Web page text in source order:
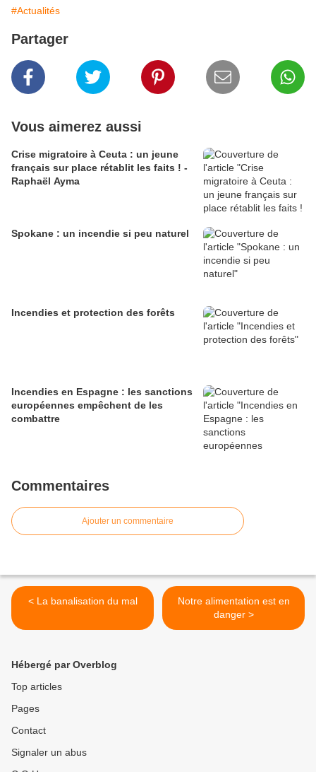
#Actualités
Partager
Vous aimerez aussi
Crise migratoire à Ceuta : un jeune
français sur place rétablit les faits ! -
Raphaël Ayma
Spokane : un incendie si peu naturel
Incendies et protection des forêts
Incendies en Espagne : les sanctions
européennes empêchent de les
combattre
Commentaires
Ajouter un commentaire
< La banalisation du mal
Notre alimentation est en
danger >
Hébergé par Overblog
Top articles
Pages
Contact
Signaler un abus